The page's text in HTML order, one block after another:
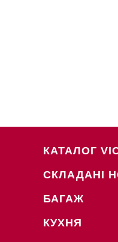
КАТАЛОГ
СКЛАДАНІ
БАГАЖ
КУХНЯ